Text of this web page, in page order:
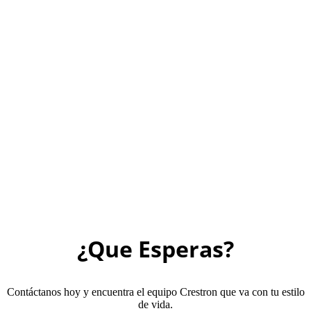
¿Que Esperas?
Contáctanos hoy y encuentra el equipo Crestron que va con tu estilo
de vida.